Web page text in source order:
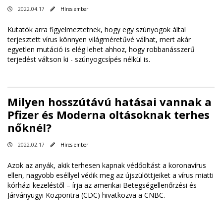
2022.04.17 Híres ember
Kutatók arra figyelmeztetnek, hogy egy szúnyogok által
terjesztett vírus könnyen világméretűvé válhat, mert akár
egyetlen mutáció is elég lehet ahhoz, hogy robbanásszerű
terjedést váltson ki - szúnyogcsípés nélkül is.
Milyen hosszútávú hatásai vannak a
Pfizer és Moderna oltásoknak terhes
nőknél?
2022.02.17 Híres ember
Azok az anyák, akik terhesen kapnak védőoltást a koronavírus
ellen, nagyobb eséllyel védik meg az újszülöttjeiket a vírus miatti
kórházi kezeléstől – írja az amerikai Betegségellenőrzési és
Járványügyi Központra (CDC) hivatkozva a CNBC.